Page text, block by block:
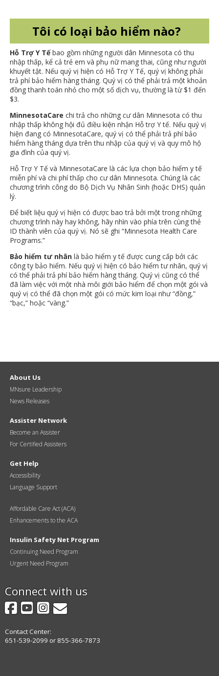
Tôi có loại bảo hiểm nào?
Hỗ Trợ Y Tếbao gồm những người dân Minnesota có thu
nhập thấp, kể cả trẻ em và phụ nữ mang thai, cũng như người
khuyết tật. Nếu quý vị hiện có Hỗ Trợ Y Tế, quý vị không phải
trả phí bảo hiểm hàng tháng. Quý vị có thể phải trả một khoản
đồng thanh toán nhỏ cho một số dịch vụ, thường là từ $1 đến
$3.
MinnesotaCare chi trả cho những cư dân Minnesota có thu
nhập thấp không hội đủ điều kiện nhận Hỗ trợ Y tế. Nếu quý vị
hiện đang có MinnesotaCare, quý vị có thể phải trả phí bảo
hiểm hàng tháng dựa trên thu nhập của quý vị và quy mô hộ
gia đình của quý vị.
Hỗ Trợ Y Tế và MinnesotaCare là các lựa chọn bảo hiểm y tế
miễn phí và chi phí thấp cho cư dân Minnesota. Chúng là các
chương trình công do Bộ Dịch Vụ Nhân Sinh (hoặc DHS) quản
lý.
Để biết liệu quý vị hiện có được bao trả bởi một trong những
chương trình này hay không, hãy nhìn vào phía trên cùng thẻ
ID thành viên của quý vị. Nó sẽ ghi “Minnesota Health Care
Programs.”
Bảo hiểm tư nhân là bảo hiểm y tế được cung cấp bởi các
công ty bảo hiểm. Nếu quý vị hiện có bảo hiểm tư nhân, quý vị
có thể phải trả phí bảo hiểm hàng tháng. Quý vị cũng có thể
đã làm việc với một nhà môi giới bảo hiểm để chọn một gói và
quý vị có thể đã chọn một gói có mức kim loại như “đồng,”
“bạc,” hoặc “vàng.”
About Us
MNsure Leadership
News Releases
Assister Network
Become an Assister
For Certified Assisters
Get Help
Accessibility
Language Support
Affordable Care Act (ACA)
Enhancements to the ACA
Insulin Safety Net Program
Continuing Need Program
Urgent Need Program
Connect with us
Facebook
YouTube
Instagram
GovDelivery
Contact Center:
651-539-2099 or 855-366-7873